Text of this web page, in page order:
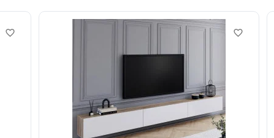
favorite_border favorite_border